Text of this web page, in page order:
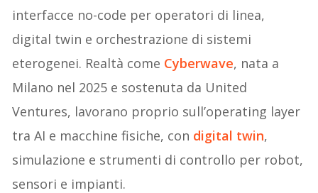
interfacce no-code per operatori di linea,
digital twin e orchestrazione di sistemi
eterogenei. Realtà come Cyberwave, nata a
Milano nel 2025 e sostenuta da United
Ventures, lavorano proprio sull’operating layer
tra AI e macchine fisiche, con digital twin,
simulazione e strumenti di controllo per robot,
sensori e impianti.